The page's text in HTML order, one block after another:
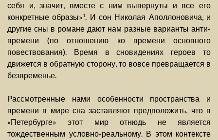
себя и, значит, вместе с ним вывернуты и все его
конкретные образы»1. И сон Николая Аполлоновича, и
другие сны в романе дают нам разные варианты анти-
времени (по отношению ко времени основного
повествования). Время в сновидениях героев то
движется в обратную сторону, то вовсе превращается в
безвременье.
Рассмотренные нами особенности пространства и
времени в мире сна заставляют предположить, что в
«Петербурге» этот мир отнюдь не является
тождественным условно-реальному. В этом контексте